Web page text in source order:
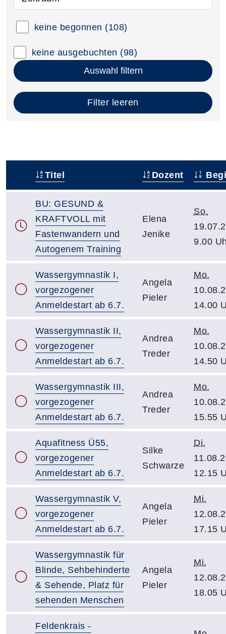
keine begonnen (108)
keine ausgebuchten (98)
Auswahl filtern
Filter leeren
Titel Dozent
BU: GESUND &
KRAFTVOLL mit
Fastenwandern und
Autogenem Training
Elena
Jenike
So.
9.00
Wassergymnastik I,
vorgezogener
Anmeldestart ab 6.7.
Angela
Pieler
Mo.
14.00
Wassergymnastik II,
vorgezogener
Anmeldestart ab 6.7.
Andrea
Treder
Mo.
14.50
Wassergymnastik III,
vorgezogener
Anmeldestart ab 6.7.
Andrea
Treder
Mo.
15.55
Aquafitness Ü55,
vorgezogener
Anmeldestart ab 6.7.
Silke
Schwarze
Di.
12.15
Wassergymnastik V,
vorgezogener
Anmeldestart ab 6.7.
Angela
Pieler
Mi.
17.15
Wassergymnastik für
Blinde, Sehbehinderte
& Sehende, Platz für
sehenden Menschen
Angela
Pieler
Mi.
18.05
Feldenkrais -